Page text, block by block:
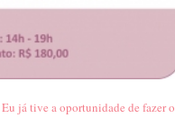
Eu já tive a oportunidade de fazer o